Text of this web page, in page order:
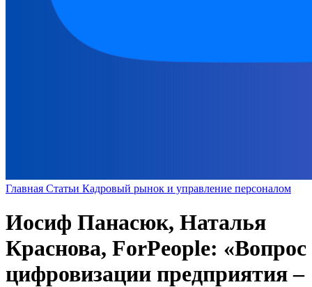
Главная Статьи Кадровый рынок и управление персоналом
Иосиф Панасюк, Наталья
Краснова, ForPeople: «Вопрос
цифровизации предприятия –